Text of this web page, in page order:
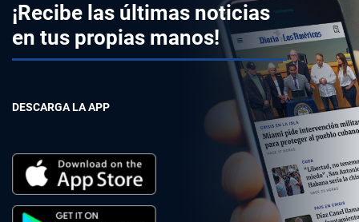
¡Recibe las últimas noticias
en tus propias manos!
DESCARGA LA APP